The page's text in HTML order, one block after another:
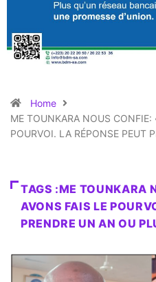
Home
ME TOUNKARA NOUS
POURVOI. LA RÉPONSE PEUT
TAGS :ME TOUNKARA
AVONS FAIS LE
PRENDRE UN AN OU